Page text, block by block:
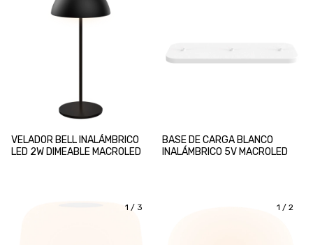
VELADOR BELL INALÁMBRICO
LED 2W DIMEABLE MACROLED
BASE DE CARGA BLANCO
INALÁMBRICO 5V MACROLED
1 / 3 1 / 2